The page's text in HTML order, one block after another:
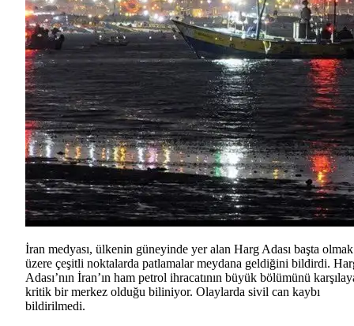
İran medyası, ülkenin güneyinde yer alan Harg Adası başta olmak
üzere çeşitli noktalarda patlamalar meydana geldiğini bildirdi.
Adası’nın İran’ın ham petrol ihracatının büyük bölümünü
kritik bir merkez olduğu biliniyor. Olaylarda sivil can kaybı
bildirilmedi.